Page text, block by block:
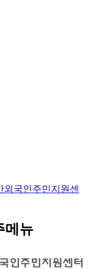
외국인주민지원센
메뉴